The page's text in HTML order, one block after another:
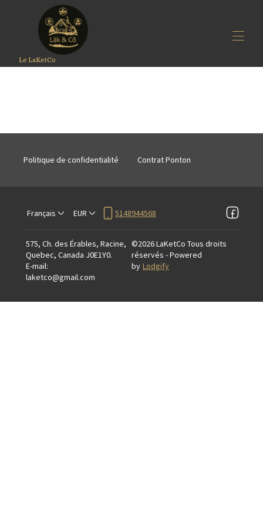
Le LaKetCo
Localisation
Politique de confidentialité Contrat Ponton
Français EUR 5148944568
575, Ch. des Érables, Racine,
Quebec, Canada J0E1Y0.
E-mail:
laketco@gmail.com
©2026LaKetCo Tous droits
réservés - Powered
by Lodgify